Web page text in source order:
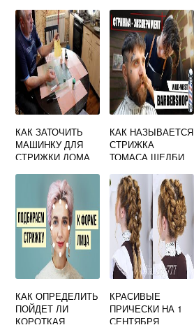
МОДЕЛИРОВАНИ
Я
КАК ЗАТОЧИТЬ
МАШИНКУ ДЛЯ
СТРИЖКИ ДОМА
КАК НАЗЫВАЕТСЯ
СТРИЖКА
ТОМАСА ШЕЛБИ
КАК ОПРЕДЕЛИТЬ
ПОЙДЕТ ЛИ
КОРОТКАЯ
КРАСИВЫЕ
ПРИЧЕСКИ НА 1
СЕНТЯБРЯ